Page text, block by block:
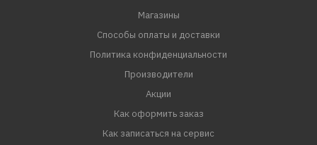
Магазины
Способы оплаты и доставки
Политика конфиденциальности
Производители
Акции
Как оформить заказ
Как записаться на сервис